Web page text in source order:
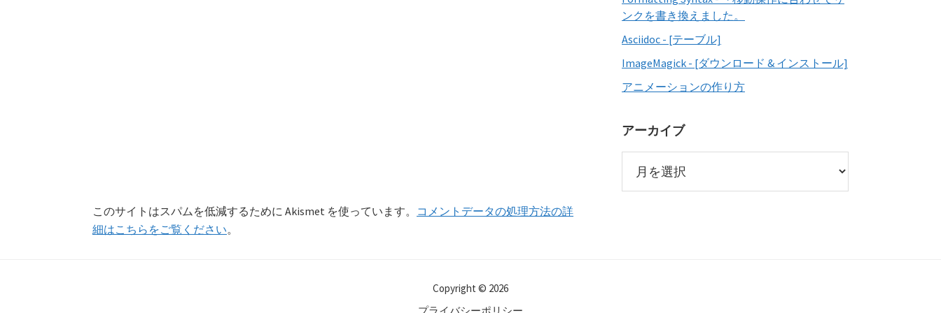
このサイトはスパムを低減するために Akismet を使っています。 コメントデータの処理方法の詳
細はこちらをご覧ください。
ンクを書き換えました。
Asciidoc - [テーブル]
ImageMagick - [ダウンロード & インストール]
アニメーションの作り方
アーカイブ
カ
Copyright © 2026